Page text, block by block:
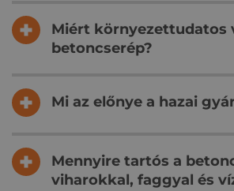
Miért környezettudatos
betoncserép?
Mi az előnye a hazai
Mennyire tartós a
viharokkal, faggyal és